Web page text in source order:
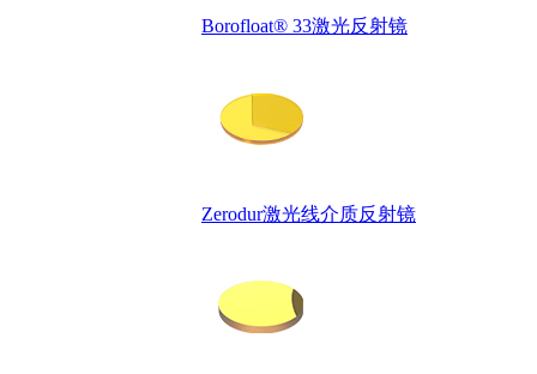
Borofloat® 33激光反射镜
Zerodur激光线介质反射镜